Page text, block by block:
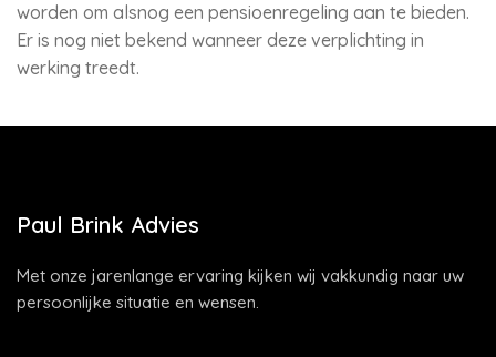
worden om alsnog een pensioenregeling aan te bieden.
Er is nog niet bekend wanneer deze verplichting in
werking treedt.
Paul Brink Advies
Met onze jarenlange ervaring kijken wij vakkundig naar uw
persoonlijke situatie en wensen.